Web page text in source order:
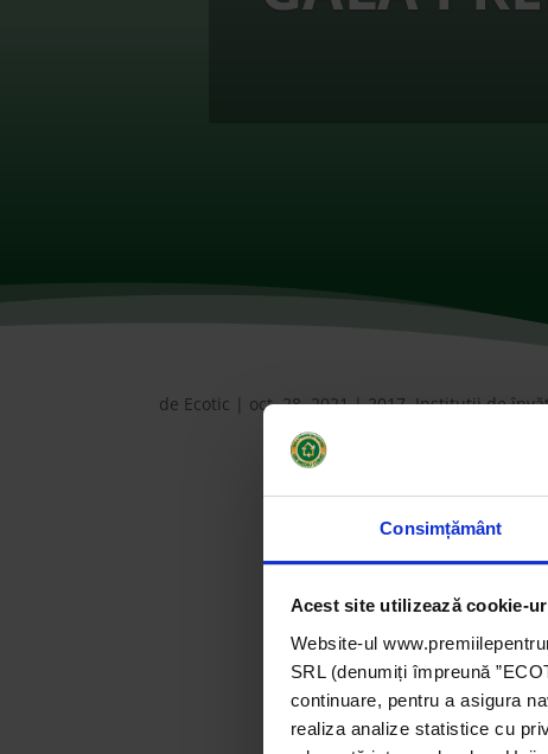
Consimțământ
Acest site utilizează cookie-
Website-ul
SRL (denumiți împreună
continuare, pentru a asigura
realiza analize statistice cu
de Ecotic | oct. 28, 2021|2017,Instituții de